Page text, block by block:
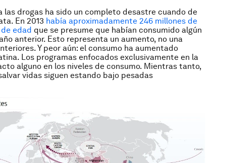
las drogas ha sido un completo desastre cuando de
En 2013 había aproximadamente 246 millones de
edad que se presume que habían consumido algún
anterior. Esto representa un aumento, no una
Y peor aún: el consumo ha aumentado
Los programas enfocados exclusivamente en la
alguno en los niveles de consumo. Mientras tanto,
vidas siguen estando bajo pesadas